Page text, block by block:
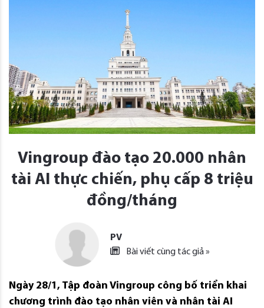
Vingroup đào tạo 20.000 nhân
tài AI thực chiến, phụ cấp 8 triệu
đồng/tháng
PV
Bài viết cùng tác giả »
Ngày 28/1, Tập đoàn Vingroup công bố triển khai
chương trình đào tạo nhân viên và nhân tài AI